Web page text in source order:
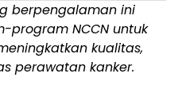
berpengalaman ini
program NCCN untuk
kualitas,
perawatan kanker.